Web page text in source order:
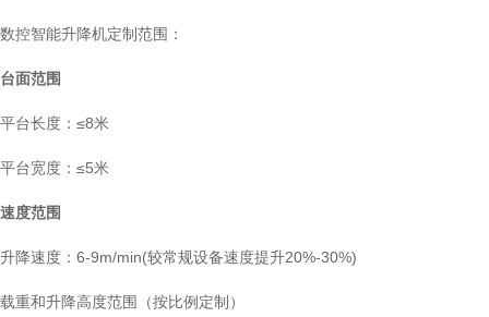
数控智能升降机定制范围：
台面范围
平台长度：≤8米
平台宽度：≤5米
速度范围
升降速度：6-9m/min(较常规设备速度提升20%-30%)
载重和升降高度范围（按比例定制）